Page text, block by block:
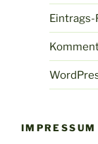
Eintrags-
IMPRESSUM